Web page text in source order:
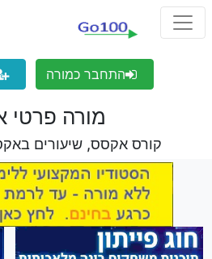
התחבר כמורה
מורה פרטי
קורס אקסס, שיעורים